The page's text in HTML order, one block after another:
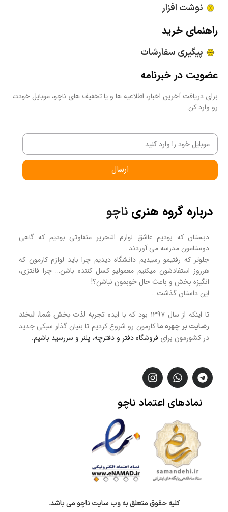
نوشت افزار
راهنمای خرید
پیگیری سفارشات
عضویت در خبرنامه
برای دریافت آخرین اخبار، اطلاعیه ها و یا تخفیف های ناچو، موبایل خودت
رو وارد کن.
ارسال
درباره گروه هنری ناچو
دبستان که بودیم عاشق لوازم التحریر متفاوتی بودیم که گاهی
دوستامون مدرسه می آوردند…
جلوتر که رفتیمو رسیدیم دانشگاه دیدیم چرا باید لوازم کارمون که
هرروز استفادشون میکنیم معمولیو کسل کننده باشن… چرا فانتزی،
انگیزه بخش و باعث حال خوبمون نباشن؟!
این داستان گذشت …
تا اینکه از سال ۱۳۹۷ بود که با ایده
تجربه لذت بخش شما، لبخند
رضایت بر چهره ماکارمون رو شروع کردیم تا بنیان گذار سبکی جدید
در کشورمون برای فروشگاهدفتر و دفترچه، پلنر و سررسید باشیم.
نمادهای اعتماد ناچو
کلیه حقوق متعلق به وب سایت ناچو می باشد.